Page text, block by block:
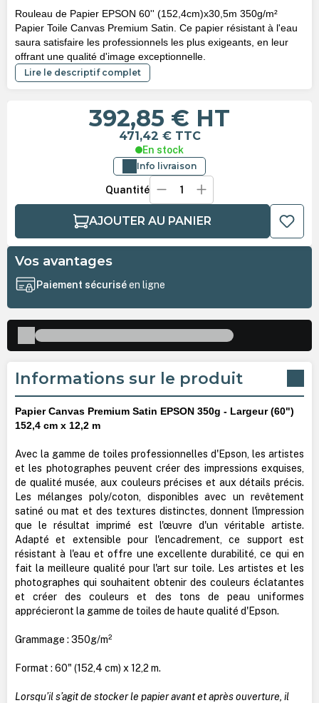
Rouleau de Papier EPSON 60'' (152,4cm)x30,5m 350g/m²
Papier Toile Canvas Premium Satin. Ce papier résistant à l'eau
saura satisfaire les professionnels les plus exigeants, en leur
offrant une qualité d'image exceptionnelle.
Lire le descriptif complet
392,85 € HT
471,42 € TTC
En stock
Info livraison
Quantité
AJOUTER AU PANIER
Vos avantages
Paiement sécuriséen ligne
Informations sur le produit
Papier Canvas Premium Satin EPSON 350g - Largeur (60")
152,4 cm x 12,2 m
Avec la gamme de toiles professionnelles d'Epson, les artistes
et les photographes peuvent créer des impressions exquises,
de qualité musée, aux couleurs précises et aux détails précis.
Les mélanges poly/coton, disponibles avec un revêtement
satiné ou mat et des textures distinctes, donnent l'impression
que le résultat imprimé est l'œuvre d'un véritable artiste.
Adapté et extensible pour l'encadrement, ce support est
résistant à l'eau et offre une excellente durabilité, ce qui en
fait la meilleure qualité pour l'art sur toile. Les artistes et les
photographes qui souhaitent obtenir des couleurs éclatantes
et créer des couleurs et des tons de peau uniformes
apprécieront la gamme de toiles de haute qualité d'Epson.
Grammage : 350g/m²
Format : 60" (152,4 cm) x 12,2 m.
Lorsqu’il s’agit de stocker le papier avant et après ouverture, il